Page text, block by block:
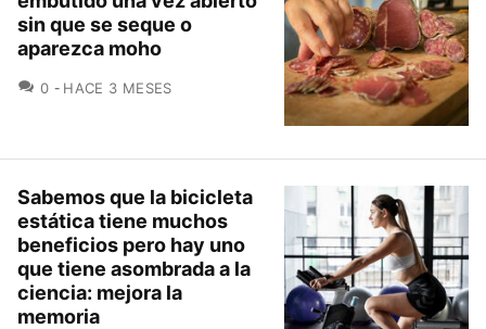
sin que se seque o
aparezca moho
0 COMENTARIOS
HACE 3 MESES
Sabemos que la bicicleta
estática tiene muchos
beneficios pero hay uno
que tiene asombrada a la
ciencia: mejora la
memoria